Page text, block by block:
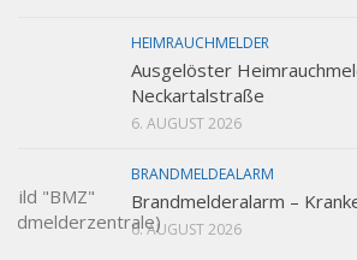
HEIMRAUCHMELDER
Ausgelöster
Neckartalstraße
6. AUGUST 2026
BRANDMELDEALARM
Brandmelderalarm –
6. AUGUST 2026